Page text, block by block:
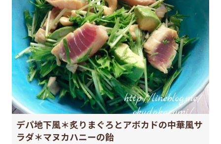
デパ地下風＊炙りまぐろとアボカドの中華風サ
ラダ＊マヌカハニーの飴